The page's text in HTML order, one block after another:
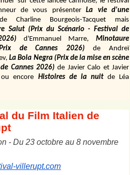
de vous présenter
La vie d'une
de Charline Bourgeois-Tacquet
mais
Salut (Prix du Scénario - Festival de
d'Emmanuel Marre,
Minotaure
de Cannes 2026)
de Andreï
La Bola Negra (Prix de la mise en scène
Cannes 2026) de Javier Calo et Javier
encore
Histoires de la nuit de Léa
du Film Italien de
- Du 23 octobre au 8 novembre
villerupt.com